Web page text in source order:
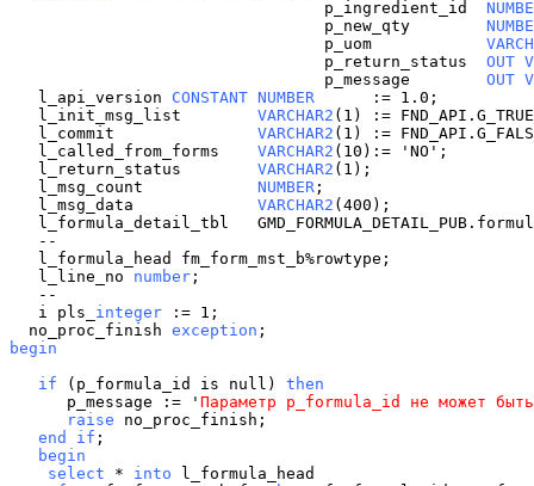
                                 p_ingredient_id
                                 p_new_qty
                                 p_uom
                                 p_return_status
OUT
                                 p_message
OUT
   l_api_version
CONSTANT NUMBER
      := 1.0;
   l_init_msg_list
VARCHAR2 (1) :=
   l_commit
VARCHAR2 (1) :=
   l_called_from_forms
VARCHAR2 (10):= 'NO';
   l_return_status
VARCHAR2 (1);
   l_msg_count
NUMBER ;
   l_msg_data
VARCHAR2 (400);
l_formula_detail_tbl
   --
   l_formula_head fm_form_mst_b%rowtype;
   l_line_no
number ;
   --
   i pls_
integer := 1;
  no_proc_finish
exception
begin
if (p_formula_id is null) then
      p_message := '
Параметр p_formula_id не может
      raise
   end if
   begin
select * into